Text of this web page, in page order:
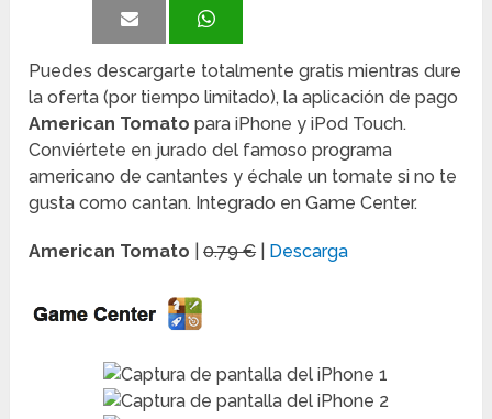
Puedes descargarte totalmente gratis mientras dure
la oferta (por tiempo limitado), la aplicación de pago
American Tomato para iPhone y iPod Touch.
Conviértete en jurado del famoso programa
americano de cantantes y échale un tomate si no te
gusta como cantan. Integrado en Game Center.
American Tomato |0.79 € Descarga